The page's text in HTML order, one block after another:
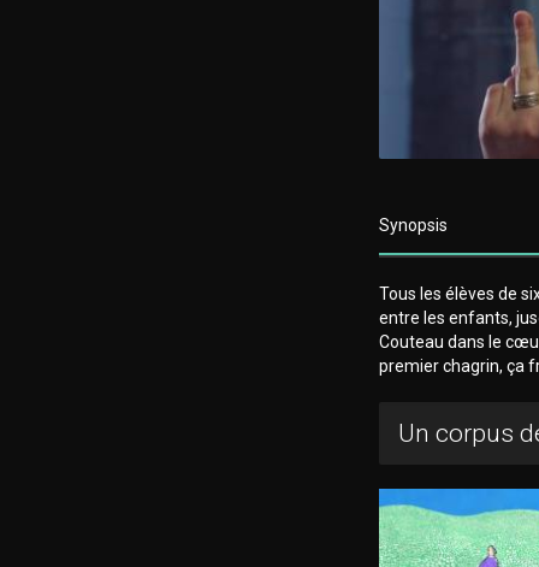
Synopsis
Tous les élèves de
entre les enfants,
Couteau dans le
premier chagrin, ça
Un corpus